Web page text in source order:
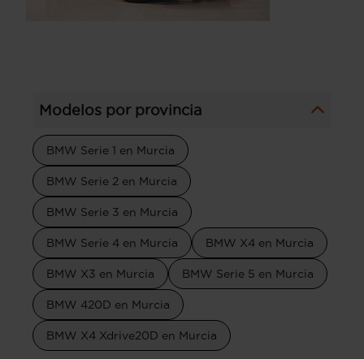
Modelos por provincia
BMW Serie 1 en Murcia
BMW Serie 2 en Murcia
BMW Serie 3 en Murcia
BMW Serie 4 en Murcia BMW X4 en Murcia
BMW X3 en Murcia BMW Serie 5 en Murcia
BMW 420D en Murcia
BMW X4 Xdrive20D en Murcia